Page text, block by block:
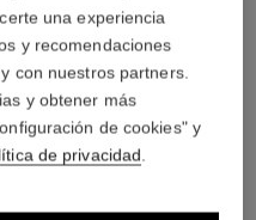
una experiencia
y recomendaciones
con nuestros partners.
y obtener más
de cookies" y
de privacidad